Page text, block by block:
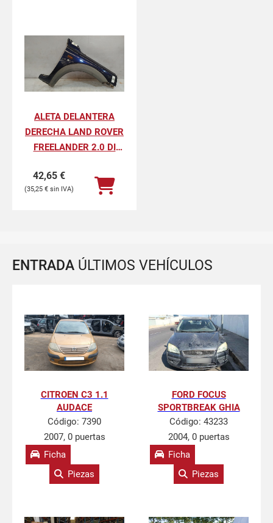
ALETA DELANTERA
DERECHA LAND ROVER
FREELANDER 2.0 DI
42,65 €
35,25 €
ENTRADA ÚLTIMOS VEHÍCULOS
CITROEN C3 1.1
AUDACE
Código: 7390
2007, 0 puertas
Ficha
Piezas
FORD FOCUS
SPORTBREAK GHIA
Código: 43233
2004, 0 puertas
Ficha
Piezas